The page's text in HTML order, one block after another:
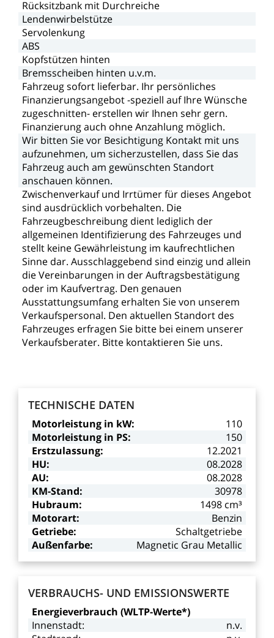
Rücksitzbank mit Durchreiche
Lendenwirbelstütze
Servolenkung
ABS
Kopfstützen hinten
Bremsscheiben hinten u.v.m.
Fahrzeugsofort lieferbar. Ihr persönliches
Finanzierungsangebot-speziell auf IhreWünsche
zugeschnitten- erstellen wir Ihnen sehr gern.
Finanzierungauch ohneAnzahlung möglich.
Wir bitten Sievor Besichtigung Kontakt mit uns
aufzunehmen, um sicherzustellen, dass Sie das
Fahrzeugauch am gewünschten Standort
anschauen können.
Zwischenverkauf und Irrtümerfür dieses Angebot
sind ausdrücklich vorbehalten. Die
Fahrzeugbeschreibung dient lediglich der
allgemeinen Identifizierung des Fahrzeuges und
stellt keine Gewährleistung im kaufrechtlichen
Sinne dar. Ausschlaggebend sind einzig und allein
dieVereinbarungen in derAuftragsbestätigung
oder im Kaufvertrag. Den genauen
Ausstattungsumfang erhalten Sievon unserem
Verkaufspersonal. Den aktuellen Standort des
Fahrzeuges erfragen Sie bitte bei einem unserer
Verkaufsberater. Bitte kontaktieren Sie uns.
TECHNISCHE DATEN
Motorleistung in kW:
110
Motorleistung in PS:
150
Erstzulassung:
12.2021
HU:
08.2028
AU:
08.2028
KM-Stand:
30978
Hubraum:
1498 cm³
Motorart:
Benzin
Getriebe:
Schaltgetriebe
Außenfarbe:
Magnetic Grau Metallic
VERBRAUCHS- UND EMISSIONSWERTE
Energieverbrauch (WLTP-Werte*)
Innenstadt:
n.v.